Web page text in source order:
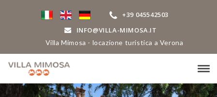
+39 045542503
INFO@VILLA-MIMOSA.IT
Villa Mimosa - locazione turistica a Verona
Previous